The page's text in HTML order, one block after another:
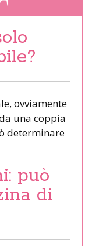
ovviamente
una coppia
determinare
può
di